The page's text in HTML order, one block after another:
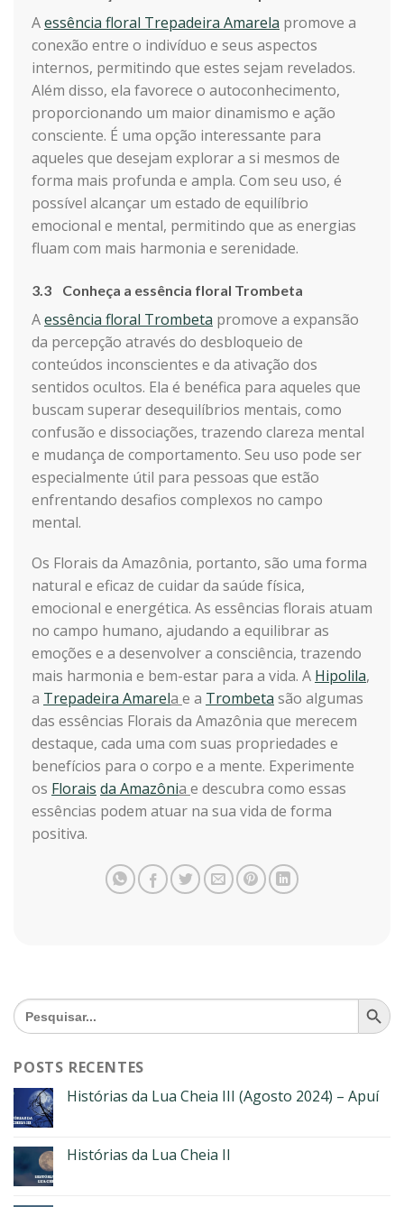
Aessência floral Trepadeira Amarela promove a
conexão entre o indivíduo e seus aspectos
internos, permitindo que estes sejam revelados.
Além disso, ela favorece o autoconhecimento,
proporcionando um maior dinamismo e ação
consciente. É uma opção interessante para
aqueles que desejam explorar a si mesmos de
forma mais profunda e ampla. Com seu uso, é
possível alcançar um estado de equilíbrio
emocional e mental, permitindo que as energias
fluam com mais harmonia e serenidade.
3.3 Conheça a essência floral Trombeta
Aessência floral Trombeta promove a expansão
da percepção através do desbloqueio de
conteúdos inconscientes e da ativação dos
sentidos ocultos. Ela é benéfica para aqueles que
buscam superar desequilíbrios mentais, como
confusão e dissociações, trazendo clareza mental
e mudança de comportamento. Seu uso pode ser
especialmente útil para pessoas que estão
enfrentando desafios complexos no campo
mental.
Os Florais da Amazônia, portanto, são uma forma
natural e eficaz de cuidar da saúde física,
emocional e energética. As essências florais atuam
no campo humano, ajudando a equilibrar as
emoções e a desenvolver a consciência, trazendo
mais harmonia e bem-estar para a vida. A Hipolila,
a Trepadeira Amarela e a Trombeta são algumas
das essências Florais da Amazônia que merecem
destaque, cada uma com suas propriedades e
benefícios para o corpo e a mente. Experimente
os Florais da Amazônia e descubra como essas
essências podem atuar na sua vida de forma
positiva.
Search
for:
SEARCH
POSTS RECENTES
Histórias da Lua Cheia III (Agosto 2024) – Apuí
Histórias da Lua Cheia II